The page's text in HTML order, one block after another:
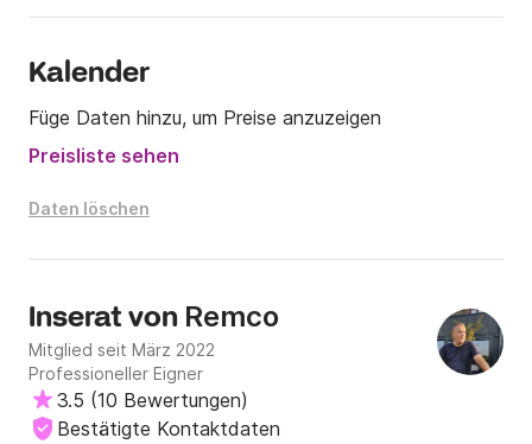
Kalender
Füge Daten hinzu, um Preise anzuzeigen
Preisliste sehen
Daten löschen
Inserat von Remco
Mitglied seit März 2022
Professioneller Eigner
3.5 (10 Bewertungen)
Bestätigte Kontaktdaten